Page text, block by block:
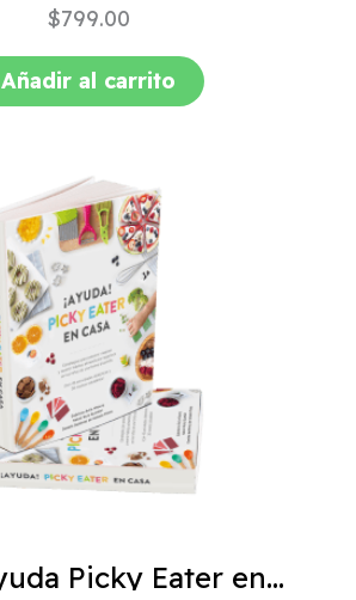
$799.00
Añadir al carrito
Libro Ayuda Picky Eater en casa